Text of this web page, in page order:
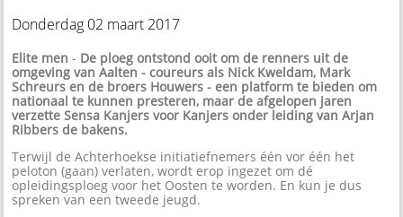
Donderdag 02 maart 2017
Elite men - De ploeg ontstond ooit om de renners uit de
omgeving van Aalten - coureurs als Nick Kweldam, Mark
Schreurs en de broers Houwers - een platform te bieden om
nationaal te kunnen presteren, maar de afgelopen jaren
verzette Sensa Kanjers voor Kanjers onder leiding van Arjan
Ribbers de bakens.
Terwijl de Achterhoekse initiatiefnemers één vor één het
peloton (gaan) verlaten, wordt erop ingezet om dé
opleidingsploeg voor het Oosten te worden. En kun je dus
spreken van een tweede jeugd.